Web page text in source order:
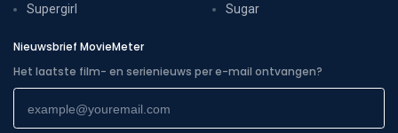
Supergirl
Sugar
Nieuwsbrief MovieMeter
Het laatste film- en serienieuws per e-mail ontvangen?